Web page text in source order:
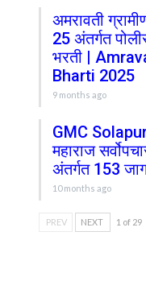
अमरावती
25 अंतर्गत
भरती |
Bharti 2025
9 months ago
GMC Solapur
महाराज
अंतर्गत 153
10 months ago
PREV NEXT 1 of 29